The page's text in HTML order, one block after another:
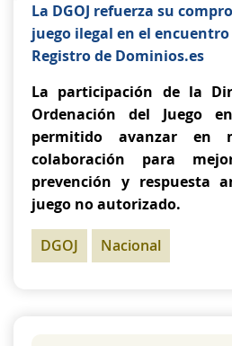
La DGOJ refuerza su
juego ilegal en el
Registro de Dominios.es
La participación de la
Ordenación del Juego
permitido avanzar en
colaboración para
prevención y respuesta
juego no autorizado.
DGOJ Nacional